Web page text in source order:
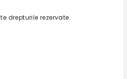
drepturile rezervate.